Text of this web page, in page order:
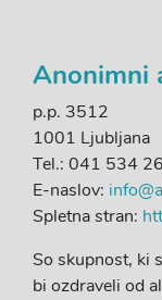
Anonimni
p.p. 3512
1001 Ljubljana
Tel.: 041 534
E-naslov:
Spletna stran:
So skupnost, ki
bi ozdraveli od